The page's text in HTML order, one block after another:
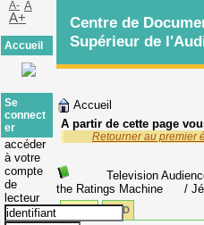
Accueil
A partir de cette page
Retourner au premier
Television
the Ratings Machine
/
ISBD
Centre de
Supérieur de
A- A
A+
Accueil
Se
connect
er
accéder
à votre
compte
de
lecteur